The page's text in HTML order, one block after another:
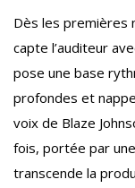
Dès les premières
capte l’auditeur
pose une base
profondes et
voix de Blaze
fois, portée par
transcende la